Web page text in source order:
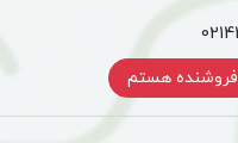
فروشنده هستم